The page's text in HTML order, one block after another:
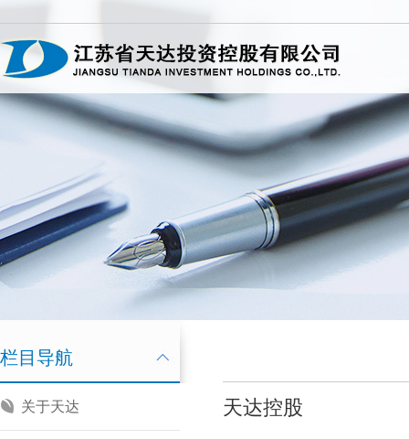
栏目导航
关于天达 天达控股